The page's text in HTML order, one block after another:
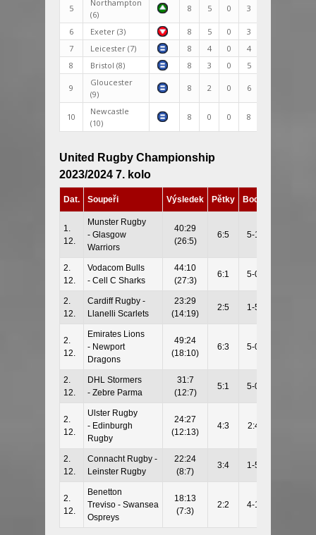
5
Northampton
(6)
8 5 0 3
6 Exeter (3) 8 5 0 3
7
Leicester (7) 8 4 0 4
8
Bristol (8) 8 3 0 5
9
Gloucester
(9)
8 2 0 6
10
Newcastle
(10)
8 0 0 8
United Rugby Championship
2023/2024 7. kolo
Dat. Soupeři Výsledek Pětky Body
1.
12.
Munster Rugby
- Glasgow
Warriors
40:29
(26:5)
6:5 5-1
2.
12.
Vodacom Bulls
- Cell C Sharks
44:10
(27:3)
6:1 5-0
2.
12.
Cardiff Rugby -
Llanelli Scarlets
23:29
(14:19)
2:5 1-5
2.
12.
Emirates Lions
- Newport
Dragons
49:24
(18:10)
6:3 5-0
2.
12.
DHL Stormers
- Zebre Parma
31:7
(12:7)
5:1 5-0
2.
12.
Ulster Rugby
- Edinburgh
Rugby
24:27
(12:13)
4:3 2:4
2.
12.
Connacht Rugby -
Leinster Rugby
22:24
(8:7)
3:4 1-5
2.
12.
Benetton
Treviso - Swansea
Ospreys
18:13
(7:3)
2:2 4-1